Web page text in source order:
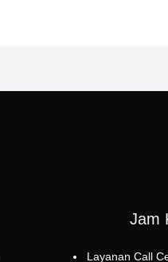
Jam
Layanan Call